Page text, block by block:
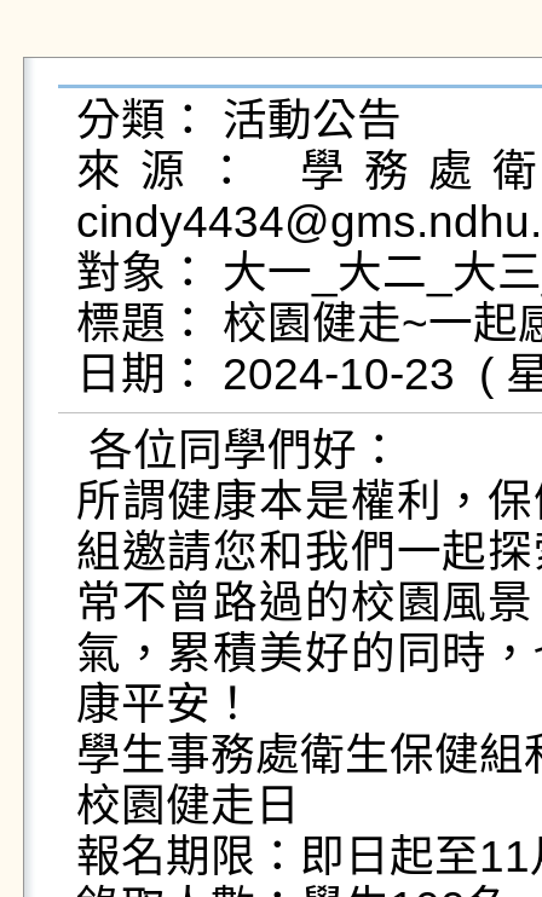
分類： 活動公告
來源： 學務處
對象： 大一_大二_大
標題： 校園健走~一起
所謂健康本是權利，
組邀請您和我們一起
常不曾路過的校園風
氣，累積美好的同時
康平安！
學生事務處衛生保健
校園健走日
報名期限：即日起至